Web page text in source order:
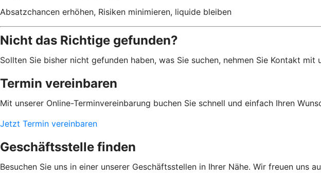
Absatzchancen erhöhen, Risiken minimieren, liquide bleiben
Nicht das Richtige gefunden?
Sollten Sie bisher nicht gefunden haben, was Sie suchen, nehmen Sie Kontakt
Termin vereinbaren
Mit unserer Online-Terminvereinbarung buchen Sie schnell und einfach Ihren
Jetzt Termin vereinbaren
Geschäftsstelle finden
Besuchen Sie uns in einer unserer Geschäftsstellen in Ihrer Nähe. Wir freuen uns